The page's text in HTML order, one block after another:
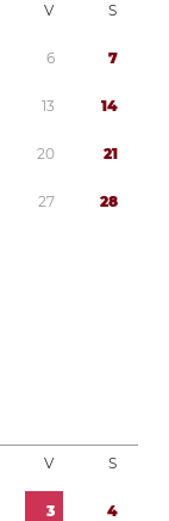
V S
6 7
13 14
20 21
27 28
V S
3 4